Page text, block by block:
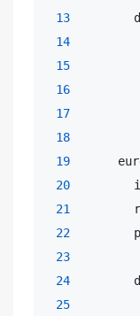
13
14
15
16
17
18
19
20
21
22
23
24
25